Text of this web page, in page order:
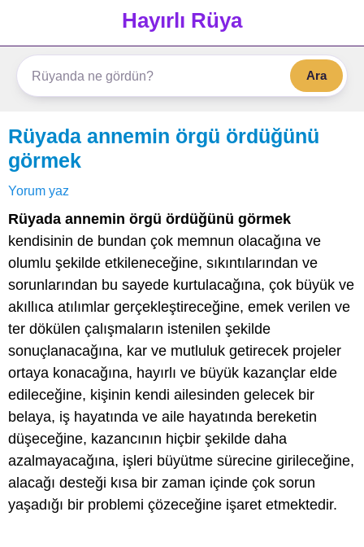
Hayırlı Rüya
Ara
Rüyada annemin örgü ördüğünü
görmek
Yorum yaz
Rüyada annemin örgü ördüğünü görmek
kendisinin de bundan çok memnun olacağına ve
olumlu şekilde etkileneceğine, sıkıntılarından ve
sorunlarından bu sayede kurtulacağına, çok büyük ve
akıllıca atılımlar gerçekleştireceğine, emek verilen ve
ter dökülen çalışmaların istenilen şekilde
sonuçlanacağına, kar ve mutluluk getirecek projeler
ortaya konacağına, hayırlı ve büyük kazançlar elde
edileceğine, kişinin kendi ailesinden gelecek bir
belaya, iş hayatında ve aile hayatında bereketin
düşeceğine, kazancının hiçbir şekilde daha
azalmayacağına, işleri büyütme sürecine girileceğine,
alacağı desteği kısa bir zaman içinde çok sorun
yaşadığı bir problemi çözeceğine işaret etmektedir.